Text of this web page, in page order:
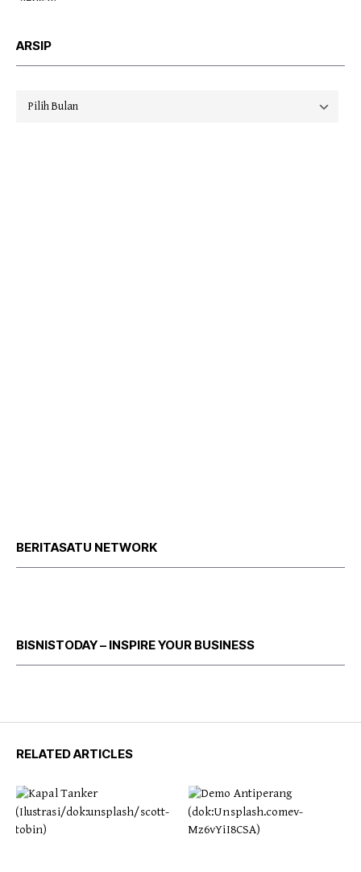
ARSIP
Arsip
BERITASATU NETWORK
BISNISTODAY – INSPIRE YOUR BUSINESS
RELATED ARTICLES